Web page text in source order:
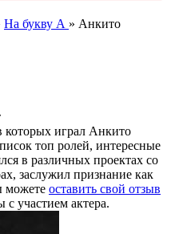
На букву А » Анкито
играл Анкито
топ ролей, интересные
в различных проектах со
заслужил признание как
можете оставить свой отзыв
участием актера.